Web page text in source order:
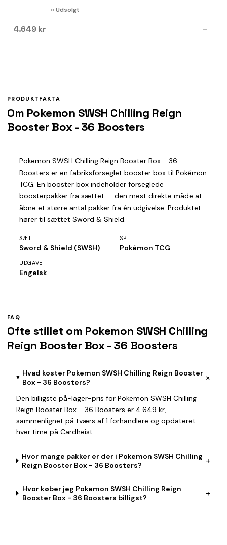
○ Udsolgt
4.649 kr —
PRODUKTFAKTA
Om Pokemon SWSH Chilling Reign
Booster Box - 36 Boosters
Pokemon SWSH Chilling Reign Booster Box - 36
Boosters er en fabriksforseglet booster box til Pokémon
TCG. En booster box indeholder forseglede
boosterpakker fra sættet — den mest direkte måde at
åbne et større antal pakker fra én udgivelse. Produktet
hører til sættet Sword & Shield.
SÆT
Sword & Shield (SWSH)
SPIL
Pokémon TCG
UDGAVE
Engelsk
FAQ
Ofte stillet om Pokemon SWSH Chilling
Reign Booster Box - 36 Boosters
Hvad koster Pokemon SWSH Chilling Reign Booster
Box - 36 Boosters?
+
Den billigste på-lager-pris for Pokemon SWSH Chilling
Reign Booster Box - 36 Boosters er 4.649 kr,
sammenlignet på tværs af 1 forhandlere og opdateret
hver time på Cardheist.
Hvor mange pakker er der i Pokemon SWSH Chilling
Reign Booster Box - 36 Boosters?
+
Hvor køber jeg Pokemon SWSH Chilling Reign
Booster Box - 36 Boosters billigst?
+